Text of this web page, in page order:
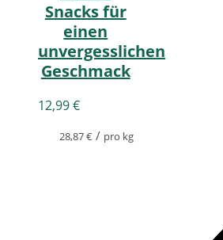
Snacks für
einen
unvergesslichen
Geschmack
12,99€
28,87€/ pro kg